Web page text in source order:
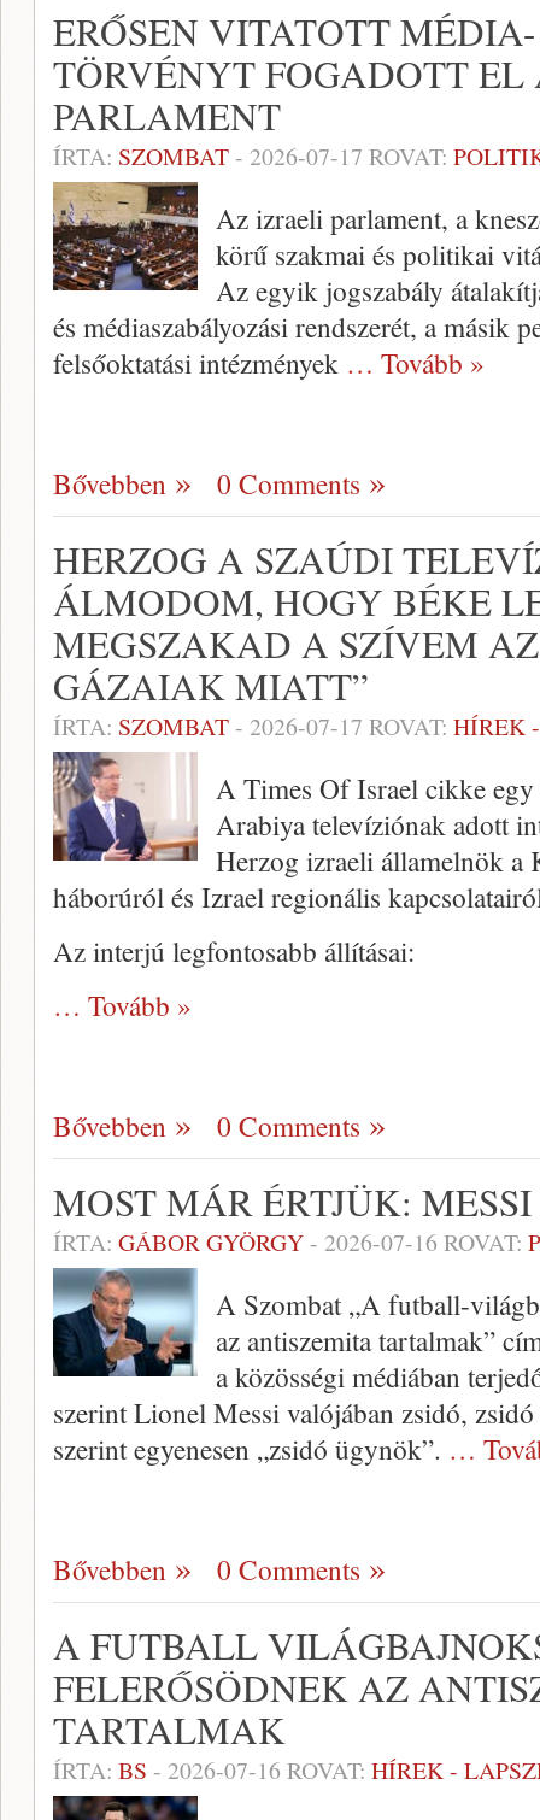
ERŐSEN VITATOTT
TÖRVÉNYT FOGADOTT
PARLAMENT
ÍRTA: SZOMBAT- 2026-07-17 ROVAT:
Az izraeli parlament, a
körű szakmai és politikai
Az egyik jogszabály
és médiaszabályozási rendszerét, a másik
felsőoktatási intézmények … Tovább »
Bővebben 0 Comments
HERZOG A SZAÚDI
ÁLMODOM, HOGY BÉKE
MEGSZAKAD A SZÍVEM
GÁZAIAK MIATT”
ÍRTA: SZOMBAT- 2026-07-17 ROVAT: HÍREK
A Times Of Israel cikke
Arabiya televíziónak adott
Herzog izraeli államelnök a
háborúról és Izrael regionális
Az interjú legfontosabb állításai:
… Tovább »
Bővebben 0 Comments
MOST MÁR ÉRTJÜK:
ÍRTA: GÁBOR GYÖRGY- 2026-07-16 ROVAT:
A Szombat „A futball-
az antiszemita tartalmak”
a közösségi médiában
szerint Lionel Messi valójában zsidó,
szerint egyenesen „zsidó ügynök”. …
Bővebben 0 Comments
A FUTBALL
FELERŐSÖDNEK AZ
TARTALMAK
ÍRTA: BS - 2026-07-16 ROVAT: HÍREK -